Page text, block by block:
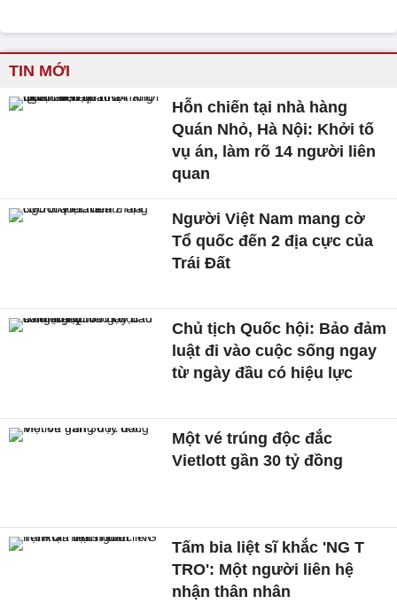
TIN MỚI
Hỗn chiến tại nhà hàng
Quán Nhỏ, Hà Nội: Khởi tố
vụ án, làm rõ 14 người liên
quan
Người Việt Nam mang cờ
Tổ quốc đến 2 địa cực của
Trái Đất
Chủ tịch Quốc hội: Bảo đảm
luật đi vào cuộc sống ngay
từ ngày đầu có hiệu lực
Một vé trúng độc đắc
Vietlott gần 30 tỷ đồng
Tấm bia liệt sĩ khắc 'NG T
TRO': Một người liên hệ
nhận thân nhân